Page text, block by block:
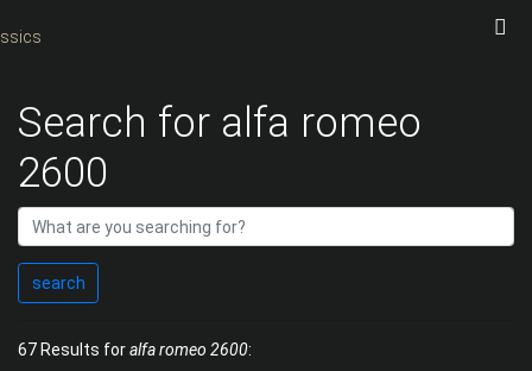
Search for alfa romeo
2600
search
67 Results foralfa romeo 2600: